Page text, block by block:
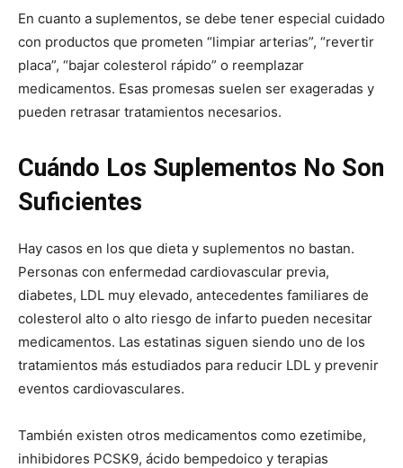
En cuanto a suplementos, se debe tener especial cuidado
con productos que prometen “limpiar arterias”, “revertir
placa”, “bajar colesterol rápido” o reemplazar
medicamentos. Esas promesas suelen ser exageradas y
pueden retrasar tratamientos necesarios.
Cuándo Los Suplementos No Son
Suficientes
Hay casos en los que dieta y suplementos no bastan.
Personas con enfermedad cardiovascular previa,
diabetes, LDL muy elevado, antecedentes familiares de
colesterol alto o alto riesgo de infarto pueden necesitar
medicamentos. Las estatinas siguen siendo uno de los
tratamientos más estudiados para reducir LDL y prevenir
eventos cardiovasculares.
También existen otros medicamentos como ezetimibe,
inhibidores PCSK9, ácido bempedoico y terapias